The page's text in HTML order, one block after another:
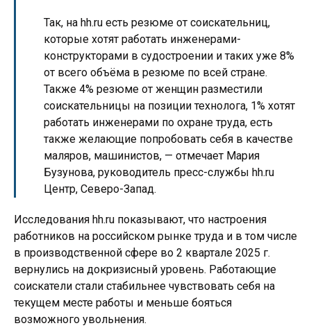
Так, на hh.ru есть резюме от соискательниц,
которые хотят работать инженерами-
конструкторами в судостроении и таких уже 8%
от всего объёма в резюме по всей стране.
Также 4% резюме от женщин разместили
соискательницы на позиции технолога, 1% хотят
работать инженерами по охране труда, есть
также желающие попробовать себя в качестве
маляров, машинистов, — отмечает Мария
Бузунова, руководитель пресс-службы hh.ru
Центр, Северо-Запад.
Исследования hh.ru показывают, что настроения
работников на российском рынке труда и в том числе
в производственной сфере во 2 квартале 2025 г.
вернулись на докризисный уровень. Работающие
соискатели стали стабильнее чувствовать себя на
текущем месте работы и меньше бояться
возможного увольнения.